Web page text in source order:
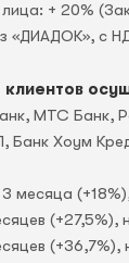
+ 20%
«ДИАДОК», c
МТС Банк,
Банк Хоум
месяца
(+27,5%),
(+36,7%),